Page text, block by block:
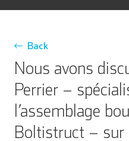
Back
Nous avons
Perrier –
l’assemblage
Boltistruct – sur